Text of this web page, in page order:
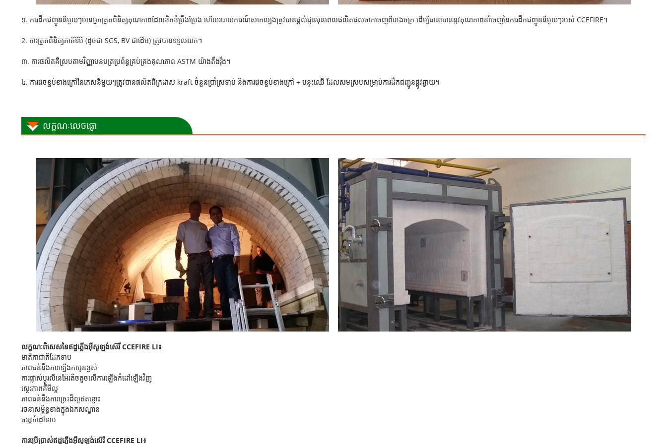
១. ការដឹកជញ្ជូននីមួយៗមានអ្នកត្រួតពិនិត្យគុណភាពដែលខិតខំប្រឹងប្រែង ហើយរបាយការណ៍សាកល្បងត្រូវបានផ្តល់ជូនមុនពេលផលិតផលចាកចេញពីរោងចក្រ ដើម្បីធានាបាននូវគុណភាពនាំចេញនៃការដឹកជញ្ជូននីមួយៗរបស់ CCEFIRE។
2. ការត្រួតពិនិត្យភាគីទីបី (ដូចជា SGS, BV ជាដើម) ត្រូវបានទទួលយក។
៣. ការផលិតគឺស្របតាមវិញ្ញាបនបត្រប្រព័ន្ធគ្រប់គ្រងគុណភាព ASTM យ៉ាងតឹងរ៉ឹង។
៤. ការវេចខ្ចប់ខាងក្រៅនៃកេសនីមួយៗត្រូវបានផលិតពីក្រដាស kraft ចំនួនប្រាំស្រទាប់ និងការវេចខ្ចប់ខាងក្រៅ + បន្ទះឈើ ដែលសមស្របសម្រាប់ការដឹកជញ្ជូនផ្លូវឆ្ងាយ។
លក្ខណៈលេចធ្លោ
លក្ខណៈ​ពិសេស​នៃ​ឥដ្ឋ​ភ្លើង​អ៊ីសូឡង់​ស៊េរី CCEFIRE LI៖
មាតិកាជាតិដែកទាប
ភាពធន់នឹងការឡើងកាបូនខ្ពស់
ការផ្លាស់ប្តូរលីនេអ៊ែរតិចតួចលើការឡើងកំដៅឡើងវិញ
ស្ថេរភាពគីមីល្អ
ភាពធន់នឹងការច្រេះដ៏ល្អឥតខ្ចោះ
រចនាសម្ព័ន្ធខាងក្នុងឯកសណ្ឋាន
ចរន្តកំដៅទាប
ការប្រើប្រាស់ឥដ្ឋភ្លើងអ៊ីសូឡង់ស៊េរី CCEFIRE LI៖